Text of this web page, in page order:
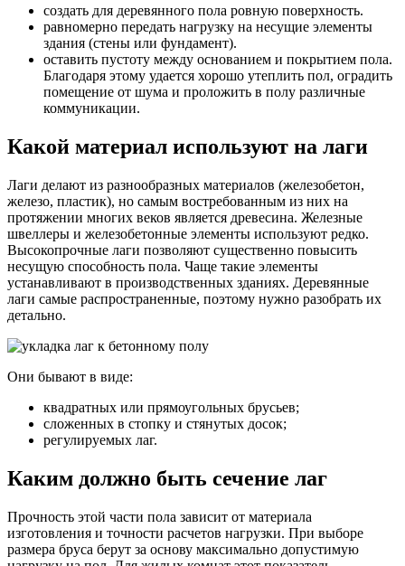
создать для деревянного пола ровную поверхность.
равномерно передать нагрузку на несущие элементы
здания (стены или фундамент).
оставить пустоту между основанием и покрытием пола.
Благодаря этому удается хорошо утеплить пол, оградить
помещение от шума и проложить в полу различные
коммуникации.
Какой материал используют на лаги
Лаги делают из разнообразных материалов (железобетон,
железо, пластик), но самым востребованным из них на
протяжении многих веков является древесина. Железные
швеллеры и железобетонные элементы используют редко.
Высокопрочные лаги позволяют существенно повысить
несущую способность пола. Чаще такие элементы
устанавливают в производственных зданиях. Деревянные
лаги самые распространенные, поэтому нужно разобрать их
детально.
Они бывают в виде:
квадратных или прямоугольных брусьев;
сложенных в стопку и стянутых досок;
регулируемых лаг.
Каким должно быть сечение лаг
Прочность этой части пола зависит от материала
изготовления и точности расчетов нагрузки. При выборе
размера бруса берут за основу максимально допустимую